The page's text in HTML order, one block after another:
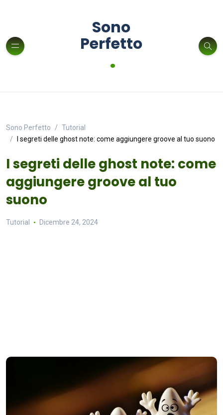
Sono
Perfetto
.
Sono Perfetto
Tutorial
I segreti delle ghost note: come aggiungere groove al tuo suono
I segreti delle ghost note: come
aggiungere groove al tuo
suono
Tutorial Dicembre 24, 2024